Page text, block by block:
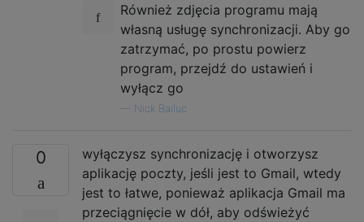
Również zdjęcia programu mają
własną usługę synchronizacji. Aby go
zatrzymać, po prostu powierz
program, przejdź do ustawień i
wyłącz go
Nick Bailuc
0
wyłączysz synchronizację i otworzysz
aplikację poczty, jeśli jest to Gmail, wtedy
jest to łatwe, ponieważ aplikacja Gmail ma
przeciągnięcie w dół, aby odświeżyć